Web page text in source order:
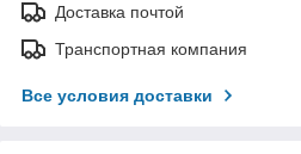
Доставка почтой
Транспортная компания
Все условия доставки